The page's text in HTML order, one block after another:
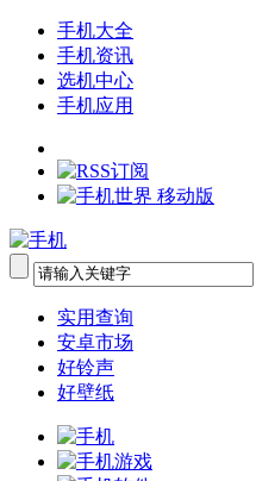
手机大全
手机资讯
选机中心
手机应用
实用查询
安卓市场
好铃声
好壁纸